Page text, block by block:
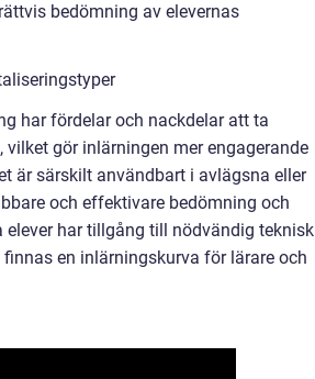
bedömning av elevernas
har fördelar och nackdelar att ta
gör inlärningen mer engagerande
är särskilt användbart i avlägsna eller
och effektivare bedömning och
har tillgång till nödvändig teknisk
en inlärningskurva för lärare och